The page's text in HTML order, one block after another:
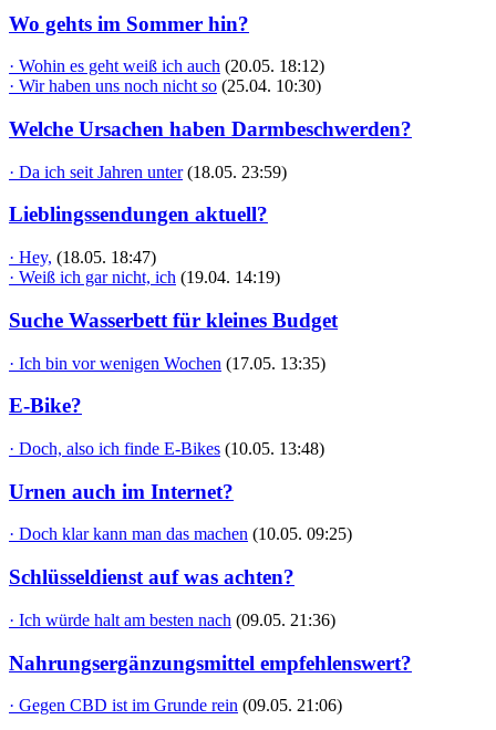
Wo gehts im Sommer hin?
· Wohin es geht weiß ich auch (20.05. 18:12)
· Wir haben uns noch nicht so (25.04. 10:30)
Welche Ursachen haben Darmbeschwerden?
· Da ich seit Jahren unter (18.05. 23:59)
Lieblingssendungen aktuell?
· Hey, (18.05. 18:47)
· Weiß ich gar nicht, ich (19.04. 14:19)
Suche Wasserbett für kleines Budget
· Ich bin vor wenigen Wochen (17.05. 13:35)
E-Bike?
· Doch, also ich finde E-Bikes (10.05. 13:48)
Urnen auch im Internet?
· Doch klar kann man das machen (10.05. 09:25)
Schlüsseldienst auf was achten?
· Ich würde halt am besten nach (09.05. 21:36)
Nahrungsergänzungsmittel empfehlenswert?
· Gegen CBD ist im Grunde rein (09.05. 21:06)